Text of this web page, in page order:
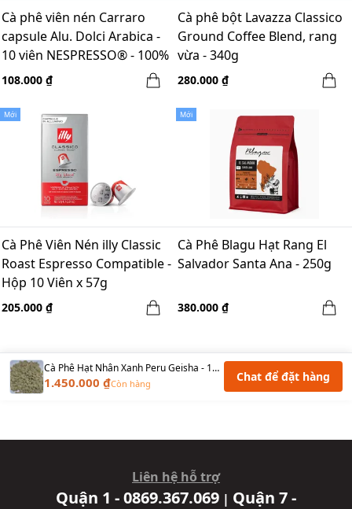
Cà phê viên nén Carraro
capsule Alu. Dolci Arabica -
10 viên NESPRESSO® - 100%
Arabica
108.000 ₫
Cà phê bột Lavazza Classico
Ground Coffee Blend, rang
vừa - 340g
280.000 ₫
Mới
Cà Phê Viên Nén illy Classic
Roast Espresso Compatible -
Hộp 10 Viên x 57g
205.000 ₫
Mới
Cà Phê Blagu Hạt Rang El
Salvador Santa Ana - 250g
380.000 ₫
Cà Phê Hạt Nhân Xanh Peru Geisha - 1KG
1.450.000 ₫Còn hàng Chat để đặt hàng
Liên hệ hỗ trợ
Quận 1 - 0869.367.069 | Quận 7 -